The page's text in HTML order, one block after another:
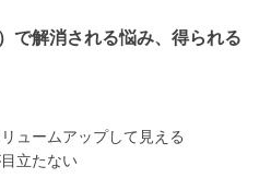
で解消される悩み、得られる
ュームアップして見える
立たない